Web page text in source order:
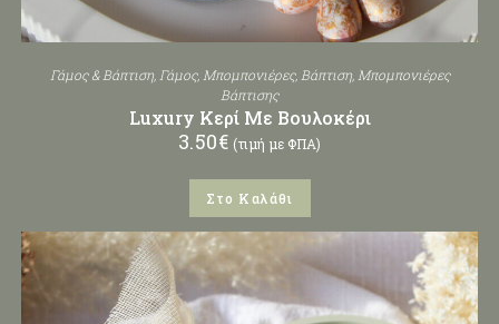
Γάμος & Βάπτιση,Γάμος,Μπομπονιέρες,Βάπτιση,Μπομπονιέρες
Βάπτισης
Luxury Κερί Με Βουλοκέρι
3.50€ (τιμή με ΦΠΑ)
Στο Καλάθι